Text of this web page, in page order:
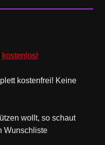
kostenlos!
kostenfrei! Keine
wollt, so schaut
Wunschliste